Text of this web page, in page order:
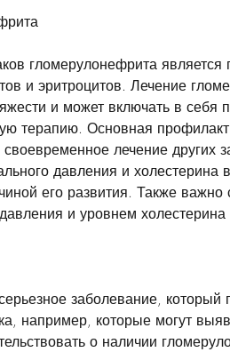
гломерулонефрита является
и эритроцитов. Лечение
и может включать в себя
терапию. Основная
лечение других
давления и холестерина
его развития. Также важно
и уровнем холестерина
заболевание, который
например, которые могут
о наличии